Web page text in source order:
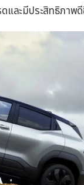
และมีประสิทธิภาพ